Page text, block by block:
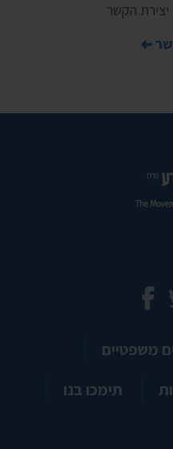
יצירת הקשר
משפטיים
תימכו בנו